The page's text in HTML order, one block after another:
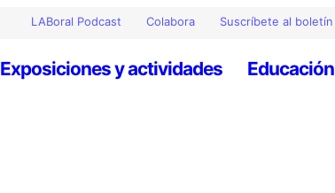
LABoral Podcast Colabora Suscríbete al boletín
Exposiciones y actividades Educación